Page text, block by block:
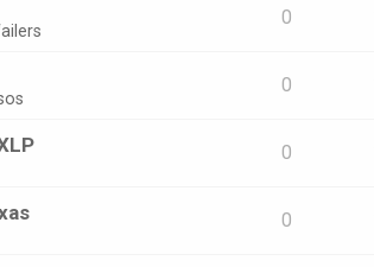
0
0
0
0